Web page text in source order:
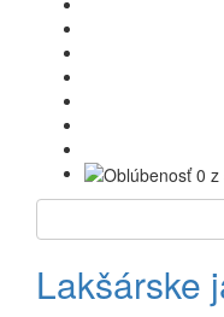
Lakšárske